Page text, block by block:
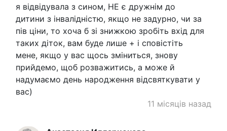
я відвідувала з сином, НЕ є дружнім до
дитини з інвалідністю, якщо не задурно, чи за
пів ціни, то хоча б зі знижкою зробіть вхід для
таких діток, вам буде лише + і сповістіть
мене, якщо у вас щось зміниться, знову
прийдемо, щоб розважитись, а може й
надумаємо день народження відсвяткувати у
вас)
11 місяців назад